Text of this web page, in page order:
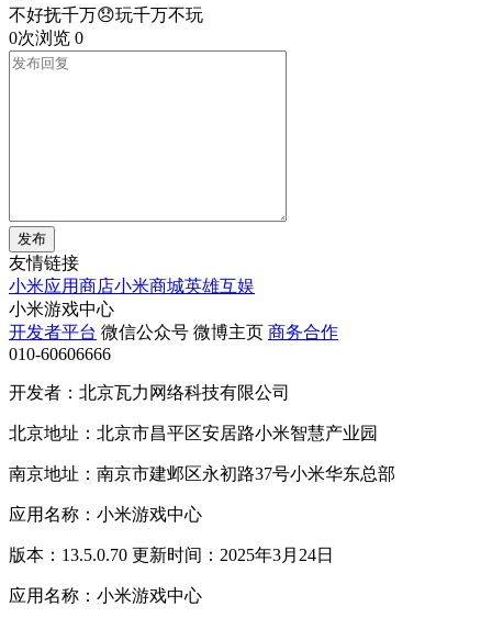
不好抚千万😞玩千万不玩
0次浏览 0
发布
友情链接
小米应用商店小米商城英雄互娱
小米游戏中心
开发者平台 微信公众号 微博主页 商务合作
010-60606666
开发者：北京瓦力网络科技有限公司
北京地址：北京市昌平区安居路小米智慧产业园
南京地址：南京市建邺区永初路37号小米华东总部
应用名称：小米游戏中心
版本：13.5.0.70 更新时间：2025年3月24日
应用名称：小米游戏中心